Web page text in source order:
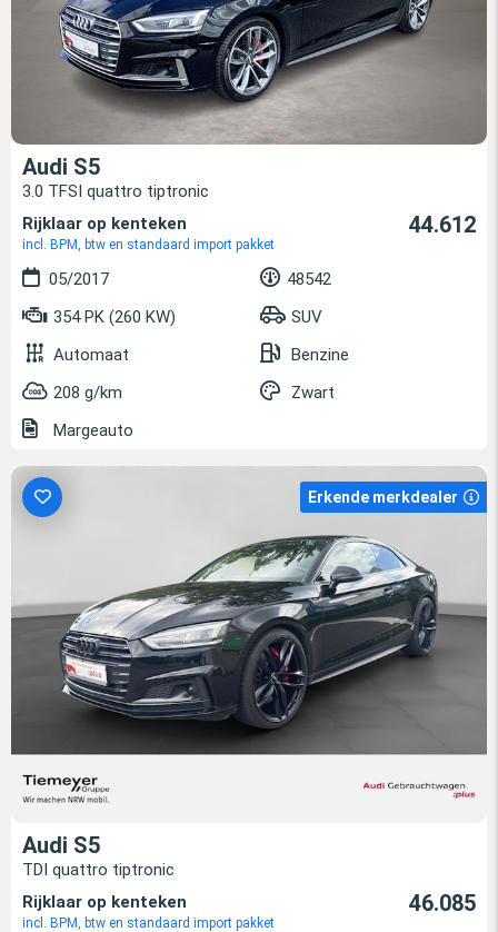
Audi S5
3.0 TFSI quattro tiptronic
Rijklaar op kenteken
incl. BPM, btw en standaard import pakket
44.612
05/2017
48542
354 PK (260 KW)
SUV
Automaat
Benzine
208 g/km
Zwart
Margeauto
Erkende merkdealer
Audi S5
TDI quattro tiptronic
Rijklaar op kenteken
incl. BPM, btw en standaard import pakket
46.085